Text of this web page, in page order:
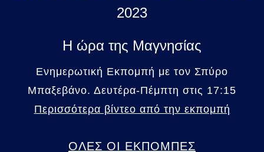
2023
Η ώρα της Μαγνησίας
Ενημερωτική Εκπομπή με τον Σπύρο
Μπαξεβάνο. Δευτέρα-Πέμπτη στις 17:15
Περισσότερα βίντεο από την εκπομπή
ΟΛΕΣ ΟΙ ΕΚΠΟΜΠΕΣ